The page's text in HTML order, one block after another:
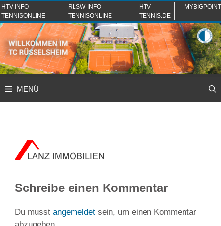
Zum
Inhalt
springen
HTV-INFO
TENNISONLINE
RLSW-INFO
TENNISONLINE
HTV
TENNIS.DE
MYBIGPOINT
MENÜ
Schreibe einen Kommentar
Du musst angemeldet sein, um einen Kommentar
abzugeben.